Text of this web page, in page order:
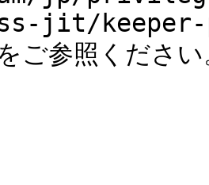
jit/keeper-
参照ください